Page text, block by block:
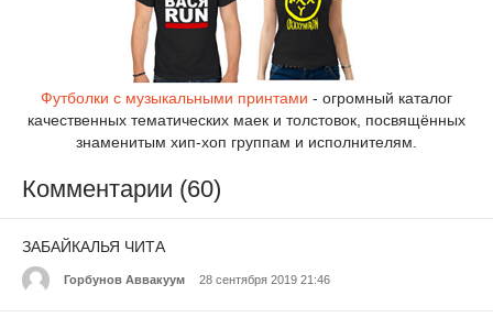
Футболки с музыкальными принтами - огромный каталог
качественных тематических маек и толстовок, посвящённых
знаменитым хип-хоп группам и исполнителям.
Комментарии (60)
ЗАБАЙКАЛЬЯ ЧИТА
Горбунов Аввакуум 28 сентября 2019 21:46